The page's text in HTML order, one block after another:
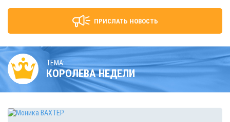
ПРИСЛАТЬ НОВОСТЬ
ТЕМА:
КОРОЛЕВА НЕДЕЛИ